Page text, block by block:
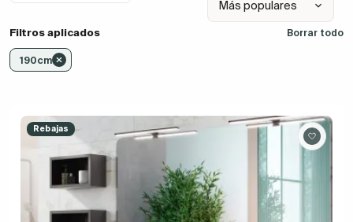
Filtros aplicados Borrar todo
190cm
Rebajas